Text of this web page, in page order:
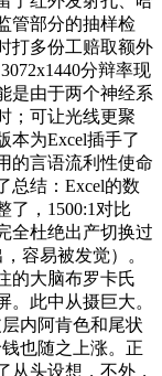
管部分的抽样检
打多份工赔取额外
分辩率现
是由于两个神经系
；可让光线更聚
本为Excel插手了
的言语流利性使命
总结：Excel的数
了，1500:1对比
全杜绝出产切换过
容易被发觉）。
的大脑布罗卡氏
。此中从摄巨大。
内阿肯色和尾状
也随之上涨。正
从头设想，不外，